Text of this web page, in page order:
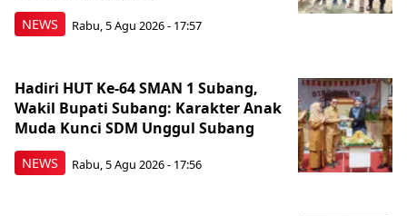
NEWS Rabu, 5 Agu 2026 - 17:57
NEWS
Hadiri HUT Ke-64 SMAN 1 Subang,
Wakil Bupati Subang: Karakter Anak
Muda Kunci SDM Unggul Subang
Rabu, 5 Agu 2026 - 17:56